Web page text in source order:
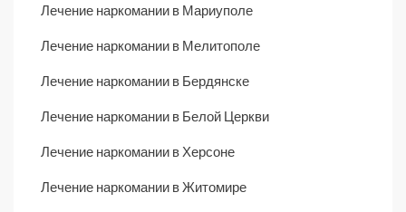
Лечение наркомании в Мариуполе
Лечение наркомании в Мелитополе
Лечение наркомании в Бердянске
Лечение наркомании в Белой Церкви
Лечение наркомании в Херсоне
Лечение наркомании в Житомире